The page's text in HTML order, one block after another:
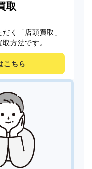
取
く「店頭買取」
方法です。
こちら